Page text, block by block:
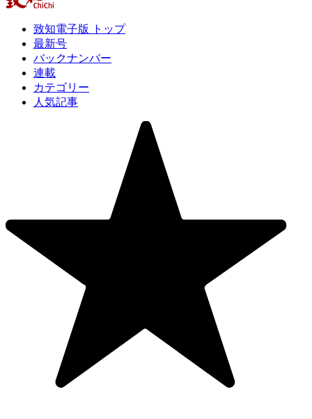
致知電子版 トップ
最新号
バックナンバー
連載
カテゴリー
人気記事